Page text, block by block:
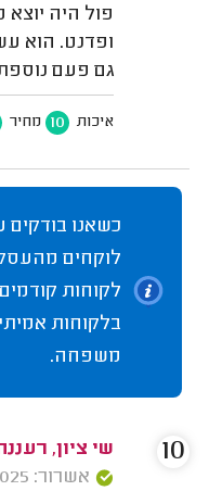
פול היה
ופדנט. הוא
גם פעם
איכות 10 מחיר
כשאנו
לוקחים
לקוחות
בלקוחות
משפחה.
שי ציון,
אשרור: 12/10/2025
10